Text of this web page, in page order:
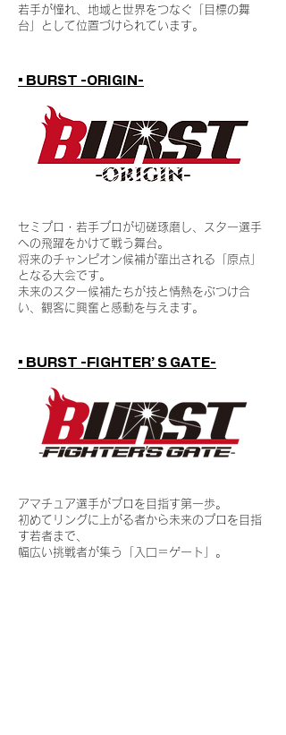
若手が憧れ、地域と世界をつなぐ「目標の舞
台」として位置づけられています。
​​• BURST -ORIGIN-
セミプロ・若手プロが切磋琢磨し、スター選手
への飛躍をかけて戦う舞台。
将来のチャンピオン候補が輩出される「原点」
となる大会です。
未来のスター候補たちが技と情熱をぶつけ合
い、観客に興奮と感動を与えます。
​​• BURST -FIGHTER’ S GATE-
アマチュア選手がプロを目指す第一歩。
初めてリングに上がる者から未来のプロを目指
す若者まで、
幅広い挑戦者が集う「入口＝ゲート」。